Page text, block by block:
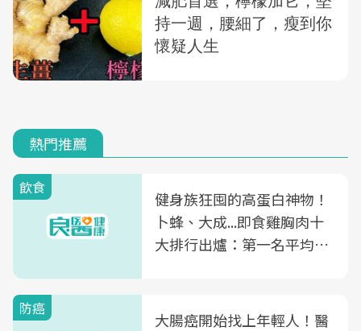
熱門推薦
飲食
健身族狂囤的高蛋白神物！
卜蜂、大成...即食雞胸肉十
大排行出爐：第一名平均一
防癌
大腸癌開始找上年輕人！醫